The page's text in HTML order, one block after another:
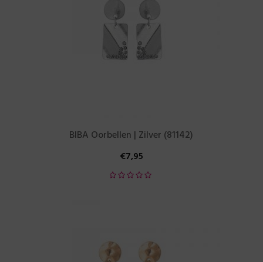
BIBA Oorbellen | Zilver (81142)
€7,95